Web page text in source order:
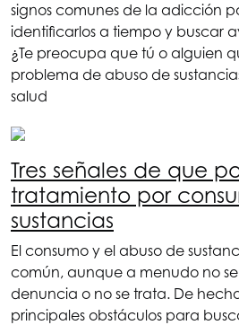
signos comunes de la adicción
identificarlos a tiempo y buscar
¿Te preocupa que tú o alguien
problema de abuso de
salud
Tres señales de que
tratamiento por
sustancias
El consumo y el abuso de
común, aunque a menudo no
denuncia o no se trata. De
principales obstáculos para